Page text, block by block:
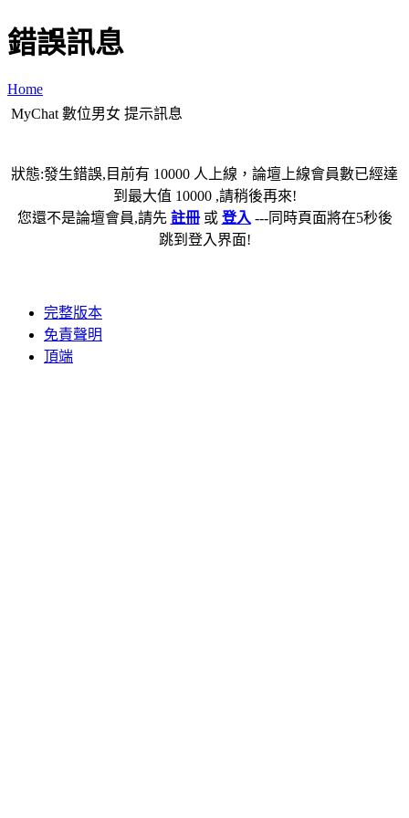
錯誤訊息
Home
MyChat 數位男女 提示訊息
狀態:發生錯誤,目前有 10000 人上線，論壇上線會員數已經達
到最大值 10000 ,請稍後再來!
您還不是論壇會員,請先 註冊或 登入 ---同時頁面將在5秒後
跳到登入界面!
完整版本
免責聲明
頂端